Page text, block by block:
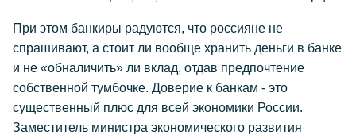
При этом банкиры радуются, что россияне не
спрашивают, а стоит ли вообще хранить деньги в банке
и не «обналичить» ли вклад, отдав предпочтение
собственной тумбочке. Доверие к банкам - это
существенный плюс для всей экономики России.
Заместитель министра экономического развития